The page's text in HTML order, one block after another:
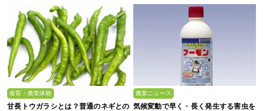
食育・農業体験
甘長トウガラシとは？普通のネギとの
農業ニュース
気候変動で早く・長く発生する害虫を